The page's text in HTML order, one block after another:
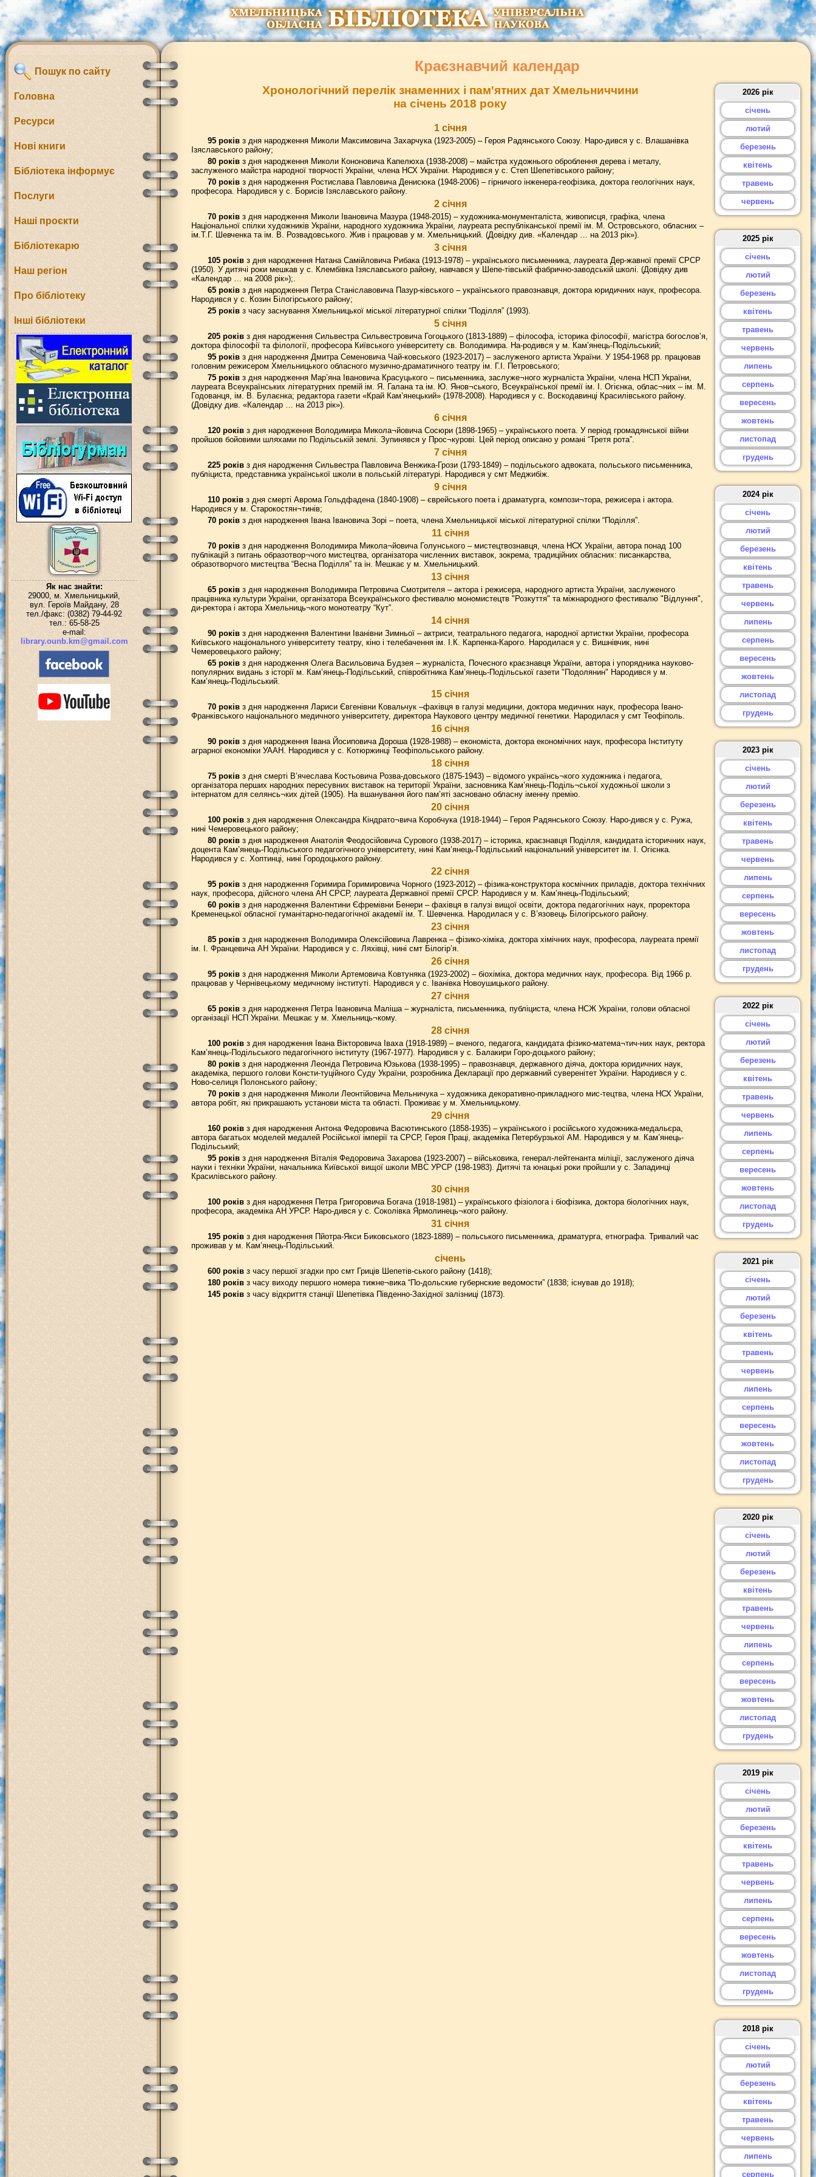
Пошук по сайту
Головна
Ресурси
Нові книги
Бібліотека інформує
Послуги
Наші проєкти
Бібліотекарю
Наш регіон
Про бібліотеку
Інші бібліотеки
Як нас знайти:
29000, м. Хмельницький,
вул. Героїв Майдану, 28
тел./факс: (0382) 79-44-92
тел.: 65-58-25
e-mail:
library.ounb.km@gmail.com
Краєзнавчий календар
Хронологічний перелік знаменних і пам'ятних дат Хмельниччини
на січень 2018 року
1 січня
95 роківз дня народження Миколи Максимовича Захарчука (1923-2005) – Героя Радянського Союзу. Наро-дився у с. Влашанівка
Ізяславського району;
80 роківз дня народження Миколи Кононовича Капелюха (1938-2008) – майстра художнього оброблення дерева і металу,
заслуженого майстра народної творчості України, члена НСХ України. Народився у с. Степ Шепетівського району;
70 роківз дня народження Ростислава Павловича Денисюка (1948-2006) – гірничого інженера-геофізика, доктора геологічних наук,
професора. Народився у с. Борисів Ізяславського району.
2 січня
70 роківз дня народження Миколи Івановича Мазура (1948-2015) – художника-монументаліста, живописця, графіка, члена
Національної спілки художників України, народного художника України, лауреата республіканської премії ім. М. Островського, обласних –
ім.Т.Г. Шевченка та ім. В. Розвадовського. Жив і працював у м. Хмельницький. (Довідку див. «Календар … на 2013 рік»).
3 січня
105 роківз дня народження Натана Самійловича Рибака (1913-1978) – українського письменника, лауреата Дер-жавної премії СРСР
(1950). У дитячі роки мешкав у с. Клембівка Ізяславського району, навчався у Шепе-тівській фабрично-заводській школі. (Довідку див
«Календар … на 2008 рік»);.
65 роківз дня народження Петра Станіславовича Пазур-ківського – українського правознавця, доктора юридичних наук, професора.
Народився у с. Козин Білогірського району;
25 роківз часу заснування Хмельницької міської літературної спілки “Поділля” (1993).
5 січня
205 роківз дня народження Сильвестра Сильвестровича Гогоцького (1813-1889) – філософа, історика філософії, магістра богослов’я,
доктора філософії та філології, професора Київського університету св. Володимира. На-родився у м. Кам’янець-Подільський;
95 роківз дня народження Дмитра Семеновича Чай-ковського (1923-2017) – заслуженого артиста України. У 1954-1968 рр. працював
головним режисером Хмельницького обласного музично-драматичного театру ім. Г.І. Петровського;
75 роківз дня народження Мар’яна Івановича Красуцького – письменника, заслуже¬ного журналіста України, члена НСП України,
лауреата Всеукраїнських літературних премій ім. Я. Галана та ім. Ю. Янов¬ського, Всеукраїнської премії ім. І. Огієнка, облас¬них – ім. М.
Годованця, ім. В. Булаєнка; редактора газети «Край Кам’янецький» (1978-2008). Народився у с. Воскодавинці Красилівського району.
(Довідку див. «Календар … на 2013 рік»).
6 січня
120 роківз дня народження Володимира Микола¬йовича Сосюри (1898-1965) – українського поета. У період громадянської війни
пройшов бойовими шляхами по Подільській землі. Зупинявся у Прос¬курові. Цей період описано у романі “Третя рота”.
7 січня
225 роківз дня народження Сильвестра Павловича Венжика-Грози (1793-1849) – подільського адвоката, польського письменника,
публіциста, представника української школи в польській літературі. Народився у смт Меджибіж.
9 січня
110 роківз дня смерті Аврома Гольдфадена (1840-1908) – єврейського поета і драматурга, компози¬тора, режисера і актора.
Народився у м. Старокостян¬тинів;
70 роківз дня народження Івана Івановича Зорі – поета, члена Хмельницької міської літературної спілки “Поділля”.
11 січня
70 роківз дня народження Володимира Микола¬йовича Голунського – мистецтвознавця, члена НСХ України, автора понад 100
публікацій з питань образотвор¬чого мистецтва, організатора численних виставок, зокрема, традиційних обласних: писанкарства,
образотворчого мистецтва “Весна Поділля” та ін. Мешкає у м. Хмельницький.
13 січня
65 роківз дня народження Володимира Петровича Смотрителя – актора і режисера, народного артиста України, заслуженого
працівника культури України, організатора Всеукраїнського фестивалю мономистецтв "Розкуття" та міжнародного фестивалю "Відлуння",
ди-ректора і актора Хмельниць¬кого монотеатру “Кут”.
14 січня
90 роківз дня народження Валентини Іванівни Зимньої – актриси, театрального педагога, народної артистки України, професора
Київського національного університету театру, кіно і телебачення ім. І.К. Карпенка-Карого. Народилася у с. Вишнівчик, нині
Чемеровецького району;
65 роківз дня народження Олега Васильовича Будзея – журналіста, Почесного краєзнавця України, автора і упорядника науково-
популярних видань з історії м. Кам’янець-Подільський, співробітника Кам’янець-Подільської газети "Подолянин" Народився у м.
Кам’янець-Подільський.
15 січня
70 роківз дня народження Лариси Євгенівни Ковальчук –фахівця в галузі медицини, доктора медичних наук, професора Івано-
Франківського національного медичного університету, директора Наукового центру медичної генетики. Народилася у смт Теофіполь.
16 січня
90 роківз дня народження Івана Йосиповича Дороша (1928-1988) – економіста, доктора економічних наук, професора Інституту
аграрної економіки УААН. Народився у с. Котюржинці Теофіпольського району.
18 січня
75 роківз дня смерті В’ячеслава Костьовича Розва-довського (1875-1943) – відомого українсь¬кого художника і педагога,
організатора перших народних пересувних виставок на території України, засновника Кам’янець-Поділь¬ської художньої школи з
інтернатом для селянсь¬ких дітей (1905). На вшанування його пам’яті засновано обласну іменну премію.
20 січня
100 роківз дня народження Олександра Кіндрато¬вича Коробчука (1918-1944) – Героя Радянського Союзу. Наро-дився у с. Ружа,
нині Чемеровецького району;
80 роківз дня народження Анатолія Феодосійовича Сурового (1938-2017) – історика, краєзнавця Поділля, кандидата історичних наук,
доцента Кам’янець-Подільського педагогічного університету, нині Кам’янець-Подільський національний університет ім. І. Огієнка.
Народився у с. Хоптинці, нині Городоцького району.
22 січня
95 роківз дня народження Горимира Горимировича Чорного (1923-2012) – фізика-конструктора космічних приладів, доктора технічних
наук, професора, дійсного члена АН СРСР, лауреата Державної премії СРСР. Народився у м. Кам’янець-Подільський;
60 роківз дня народження Валентини Єфремівни Бенери – фахівця в галузі вищої освіти, доктора педагогічних наук, проректора
Кременецької обласної гуманітарно-педагогічної академії ім. Т. Шевченка. Народилася у с. В’язовець Білогірського району.
23 січня
85 роківз дня народження Володимира Олексійовича Лавренка – фізико-хіміка, доктора хімічних наук, професора, лауреата премії
ім. І. Францевича АН України. Народився у с. Ляхівці, нині смт Білогір’я.
26 січня
95 роківз дня народження Миколи Артемовича Ковтуняка (1923-2002) – біохіміка, доктора медичних наук, професора. Від 1966 р.
працював у Чернівецькому медичному інституті. Народився у с. Іванівка Новоушицького району.
27 січня
65 роківз дня народження Петра Івановича Маліша – журналіста, письменника, публіциста, члена НСЖ України, голови обласної
організації НСП України. Мешкає у м. Хмельниць¬кому.
28 січня
100 роківз дня народження Івана Вікторовича Іваха (1918-1989) – вченого, педагога, кандидата фізико-матема¬тич-них наук, ректора
Кам’янець-Подільського педагогічного інституту (1967-1977). Народився у с. Балакири Горо-доцького району;
80 роківз дня народження Леоніда Петровича Юзькова (1938-1995) – правознавця, державного діяча, доктора юридичних наук,
академіка, першого голови Консти-туційного Суду України, розробника Декларації про державний суверенітет України. Народився у с.
Ново-селиця Полонського району;
70 роківз дня народження Миколи Леонтійовича Мельничука – художника декоративно-прикладного мис-тецтва, члена НСХ України,
автора робіт, які прикрашають установи міста та області. Проживає у м. Хмельницькому.
29 січня
160 роківз дня народження Антона Федоровича Васютинського (1858-1935) – українського і російського художника-медальєра,
автора багатьох моделей медалей Російської імперії та СРСР, Героя Праці, академіка Петербурзької АМ. Народився у м. Кам’янець-
Подільський;
95 роківз дня народження Віталія Федоровича Захарова (1923-2007) – військовика, генерал-лейтенанта міліції, заслуженого діяча
науки і техніки України, начальника Київської вищої школи МВС УРСР (198-1983). Дитячі та юнацькі роки пройшли у с. Западинці
Красилівського району.
30 січня
100 роківз дня народження Петра Григоровича Богача (1918-1981) – українського фізіолога і біофізика, доктора біологічних наук,
професора, академіка АН УРСР. Наро-дився у с. Соколівка Ярмолинець¬кого району.
31 січня
195 роківз дня народження Пйотра-Якси Биковського (1823-1889) – польського письменника, драматурга, етнографа. Тривалий час
проживав у м. Кам’янець-Подільський.
січень
600 роківз часу першої згадки про смт Гриців Шепетів-ського району (1418);
180 роківз часу виходу першого номера тижне¬вика “По-дольские губернские ведомости” (1838; існував до 1918);
145 роківз часу відкриття станції Шепетівка Південно-Західної залізниці (1873).
2026 рік
січень
лютий
березень
квітень
травень
червень
2025 рік
січень
лютий
березень
квітень
травень
червень
липень
серпень
вересень
жовтень
листопад
грудень
2024 рік
січень
лютий
березень
квітень
травень
червень
липень
серпень
вересень
жовтень
листопад
грудень
2023 рік
січень
лютий
березень
квітень
травень
червень
липень
серпень
вересень
жовтень
листопад
грудень
2022 рік
січень
лютий
березень
квітень
травень
червень
липень
серпень
вересень
жовтень
листопад
грудень
2021 рік
січень
лютий
березень
квітень
травень
червень
липень
серпень
вересень
жовтень
листопад
грудень
2020 рік
січень
лютий
березень
квітень
травень
червень
липень
серпень
вересень
жовтень
листопад
грудень
2019 рік
січень
лютий
березень
квітень
травень
червень
липень
серпень
вересень
жовтень
листопад
грудень
2018 рік
січень
лютий
березень
квітень
травень
червень
липень
серпень